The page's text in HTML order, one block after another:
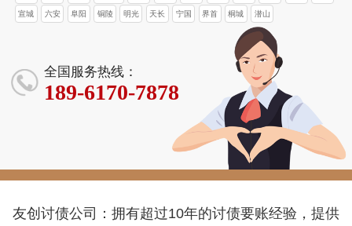
宣城 六安 阜阳 铜陵 明光 天长 宁国 界首 桐城 潜山
全国服务热线：
189-6170-7878
友创讨债公司：拥有超过10年的讨债要账经验，提供